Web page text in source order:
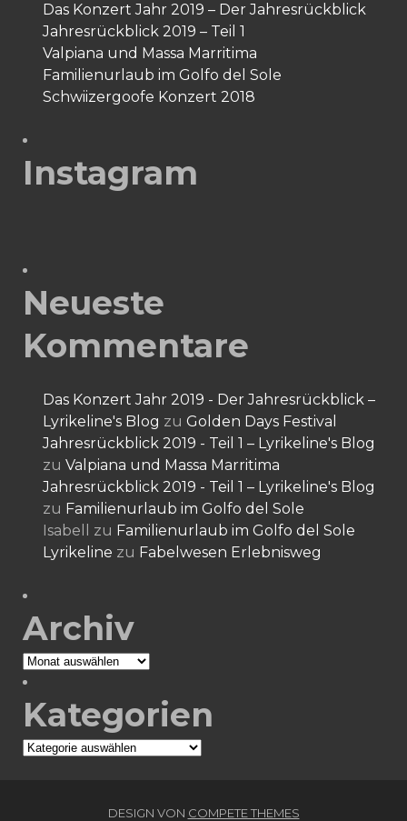
Das Konzert Jahr 2019 – Der Jahresrückblick
Jahresrückblick 2019 – Teil 1
Valpiana und Massa Marritima
Familienurlaub im Golfo del Sole
Schwiizergoofe Konzert 2018
Instagram
Neueste
Kommentare
Das Konzert Jahr 2019 - Der Jahresrückblick –
Lyrikeline's Blog zu Golden Days Festival
Jahresrückblick 2019 - Teil 1 – Lyrikeline's Blog
zu Valpiana und Massa Marritima
Jahresrückblick 2019 - Teil 1 – Lyrikeline's Blog
zu Familienurlaub im Golfo del Sole
Isabell
zu Familienurlaub im Golfo del Sole
Lyrikeline zu Fabelwesen Erlebnisweg
Archiv
Archiv
Kategorien
Kategorien
DESIGN VON COMPETE THEMES